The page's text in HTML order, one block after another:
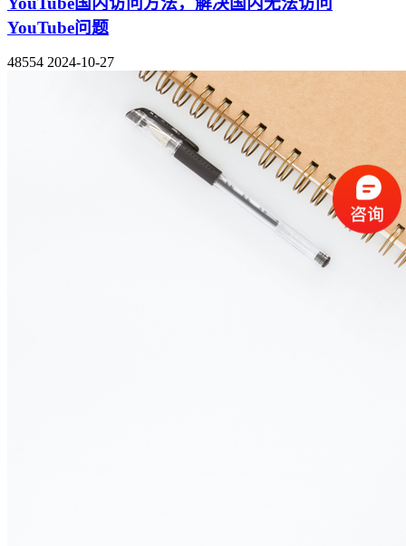
YouTube问题
48554 2024-10-27